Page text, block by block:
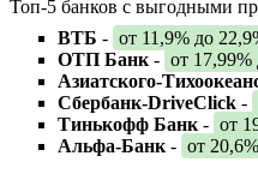
Топ-5 банков с выгодными
ВТБ - от 11,9% до
ОТП Банк - от 17,99%
Азиатского-
Сбербанк-DriveClick -
Тинькофф Банк - от
Альфа-Банк - от